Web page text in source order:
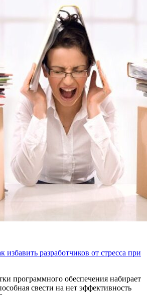
избавить разработчиков от стресса при
программного обеспечения набирает
свести на нет эффективность